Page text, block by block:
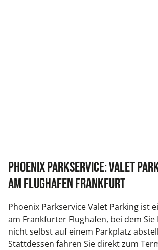
Phoenix Parkservice: Valet
am Flughafen Frankfurt
Phoenix Parkservice Valet Parking ist
am Frankfurter Flughafen, bei dem Sie
nicht selbst auf einem Parkplatz
Stattdessen fahren Sie direkt zum